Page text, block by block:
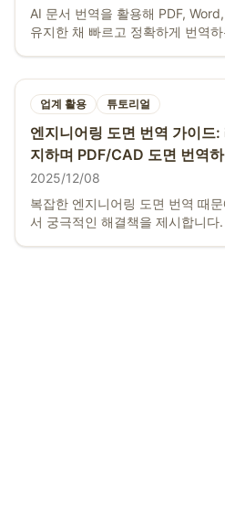
AI 문서 번역을 활용해 PDF,
유지한 채 빠르고 정확하게 번역
업계 활용 튜토리얼
엔지니어링 도면 번역 가이드
지하며 PDF/CAD 도면 번역
2025/12/08
복잡한 엔지니어링 도면 번역 때
서 궁극적인 해결책을 제시합니다